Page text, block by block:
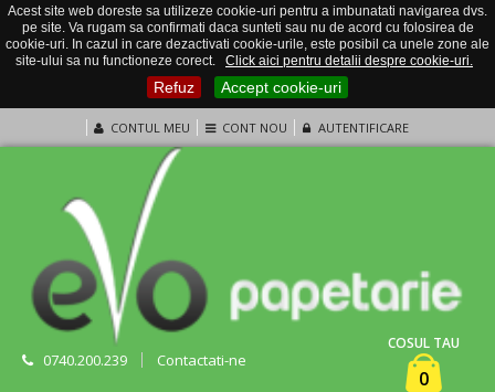
Acest site web doreste sa utilizeze cookie-uri pentru a imbunatati navigarea dvs.
pe site. Va rugam sa confirmati daca sunteti sau nu de acord cu folosirea de
cookie-uri. In cazul in care dezactivati cookie-urile, este posibil ca unele zone ale
site-ului sa nu functioneze corect.
Click aici pentru detalii despre cookie-uri.
Refuz Accept cookie-uri
CONTUL MEU CONT NOU AUTENTIFICARE
0740.200.239 Contactati-ne
COSUL TAU
0